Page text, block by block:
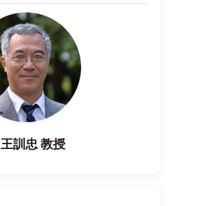
王訓忠 教授